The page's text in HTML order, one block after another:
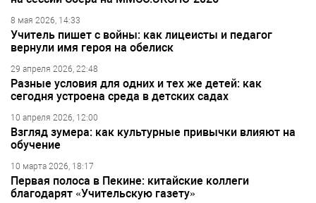
8 мая 2026, 14:33
Учитель пишет с войны: как лицеисты и педагог
вернули имя героя на обелиск
29 апреля 2026, 22:48
Разные условия для одних и тех же детей: как
сегодня устроена среда в детских садах
10 апреля 2026, 12:00
Взгляд зумера: как культурные привычки влияют на
обучение
10 марта 2026, 18:17
Первая полоса в Пекине: китайские коллеги
благодарят «Учительскую газету»